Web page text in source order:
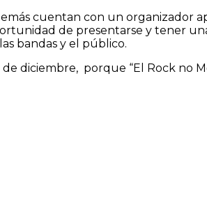
cuentan con un organizador
de presentarse y tener
bandas y el público.
diciembre, porque “El Rock no